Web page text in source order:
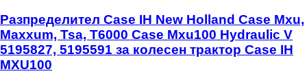
Разпределител Case IH New Holland Case Mxu,
Maxxum, Tsa, T6000 Case Mxu100 Hydraulic V
5195827, 5195591 за колесен трактор Case IH
MXU100